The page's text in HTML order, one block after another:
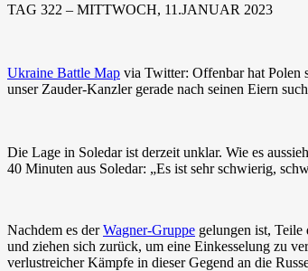
TAG 322 – MITTWOCH, 11.JANUAR 2023
Ukraine Battle Map via Twitter: Offenbar hat Polen
unser Zauder-Kanzler gerade nach seinen Eiern
Die Lage in Soledar ist derzeit unklar. Wie es
40 Minuten aus Soledar: „Es ist sehr schwierig,
Nachdem es derWagner-Gruppe gelungen ist, Teile
und ziehen sich zurück, um eine Einkesselung zu
verlustreicher Kämpfe in dieser Gegend an die